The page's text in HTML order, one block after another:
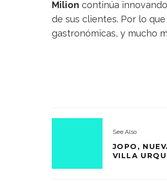
Milion continúa
de sus clientes. Por lo
gastronómicas, y mucho
See Also
JOPO,
VILLA